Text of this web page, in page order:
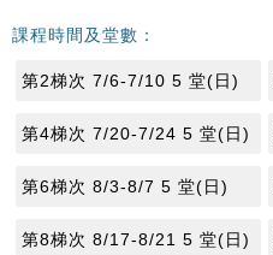
課程時間及堂數：
第2梯次 7/6-7/10 5 堂(日)
第4梯次 7/20-7/24 5 堂(日)
第6梯次 8/3-8/7 5 堂(日)
第8梯次 8/17-8/21 5 堂(日)